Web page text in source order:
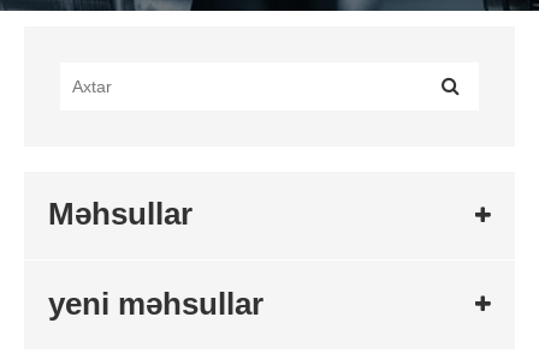
Məhsullar
yeni məhsullar